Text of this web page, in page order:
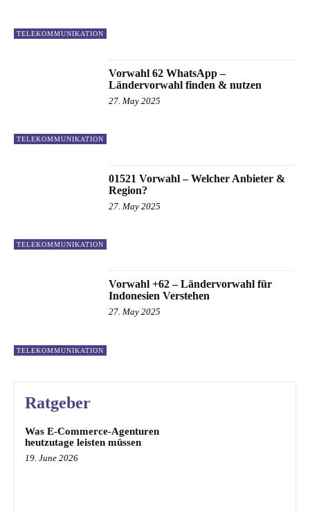
TELEKOMMUNIKATION
TELEKOMMUNIKATION
Vorwahl 62 WhatsApp –
Ländervorwahl finden & nutzen
27. May 2025
TELEKOMMUNIKATION
01521 Vorwahl – Welcher Anbieter &
Region?
27. May 2025
TELEKOMMUNIKATION
Vorwahl +62 – Ländervorwahl für
Indonesien Verstehen
27. May 2025
Ratgeber
Was E-Commerce-Agenturen
heutzutage leisten müssen
19. June 2026